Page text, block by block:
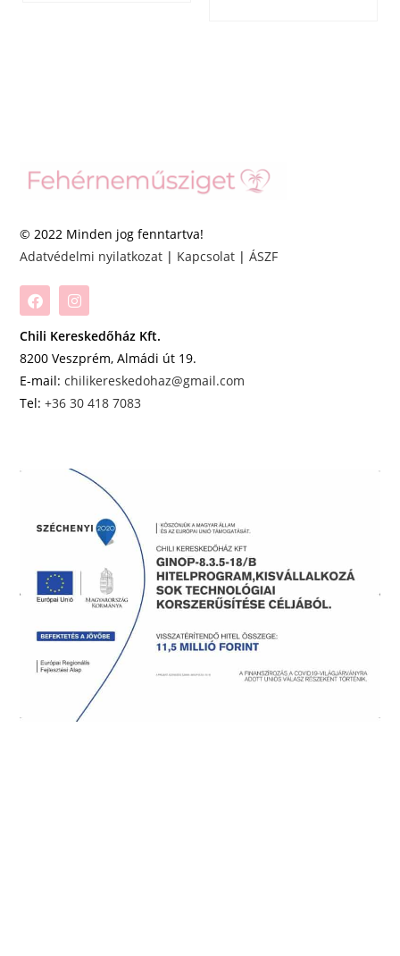
© 2022 Minden jog fenntartva!
Adatvédelmi nyilatkozat | Kapcsolat |ÁSZF
Chili Kereskedőház Kft.
8200 Veszprém, Almádi út 19.
E-mail:chilikereskedohaz@gmail.com
Tel:+36 30 418 7083